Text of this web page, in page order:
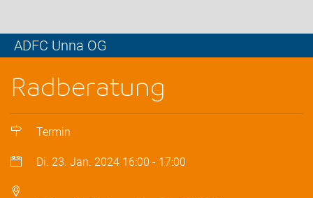
ADFC Unna OG
Radberatung
Termin
Di. 23. Jan. 2024 16:00 - 17:00